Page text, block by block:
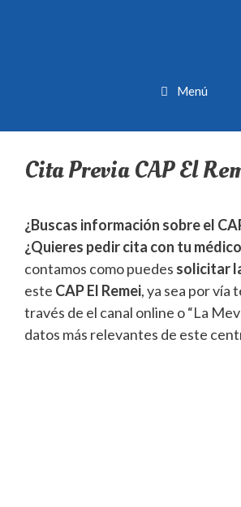
Menú
Cita Previa CAP El
¿Buscas información sobre el
¿Quieres pedir cita con tu
contamos como puedes solicitar
este CAP El Remei, ya sea por vía
través de el canal online o “La
datos más relevantes de este